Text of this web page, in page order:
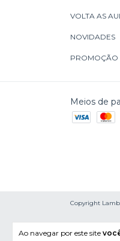
Ao navegar por este site
VOLTA AS
NOVIDADES
PROMOÇÃO
Meios de
Copyright